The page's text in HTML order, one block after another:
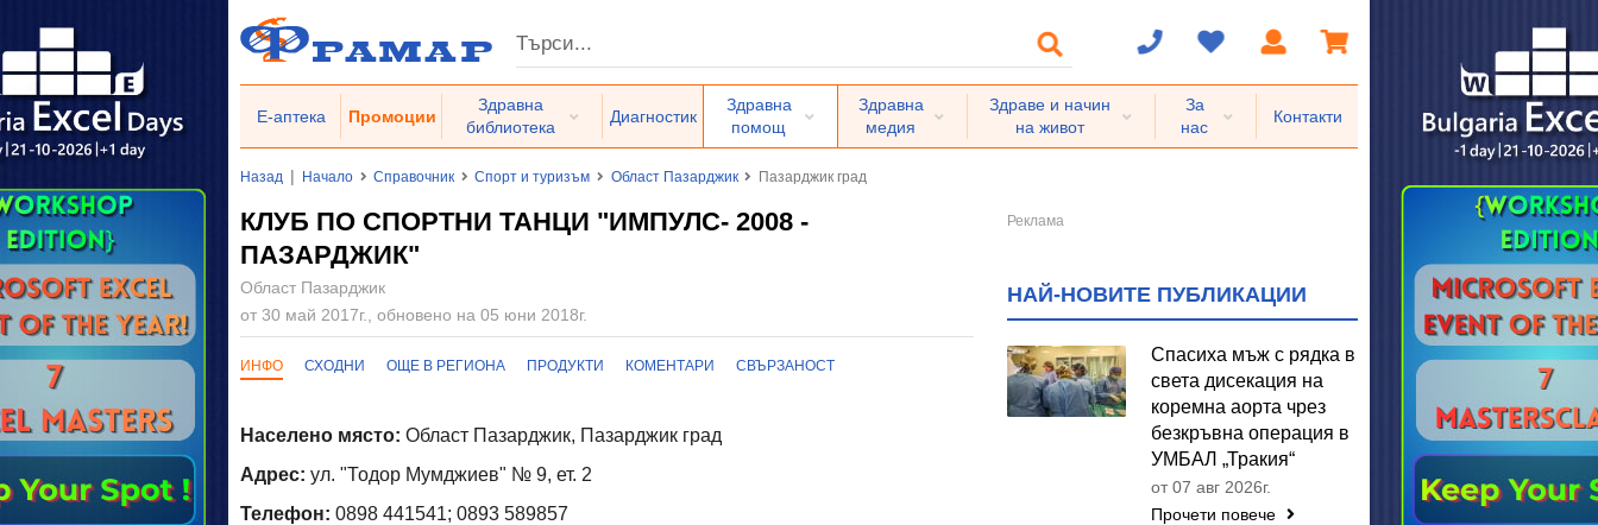
Е-аптека Промоции
Здравна
библиотека
Диагностик
Здравна
помощ
Здравна
медия
Здраве и начин
на живот
За
нас
Контакти
Назад | Начало Справочник Спорт и туризъм Област Пазарджик Пазарджик град
КЛУБ ПО СПОРТНИ ТАНЦИ "ИМПУЛС- 2008 -
ПАЗАРДЖИК"
Област Пазарджик
от 30 май 2017г., обновено на 05 юни 2018г.
ИНФО СХОДНИ ОЩЕ В РЕГИОНА ПРОДУКТИ КОМЕНТАРИ СВЪРЗАНОСТ
Населено място: Област Пазарджик, Пазарджик град
Адрес: ул. "Тодор Мумджиев" № 9, ет. 2
Телефон: 0898 441541; 0893 589857
НАЙ-НОВИТЕ ПУБЛИКАЦИИ
Спасиха мъж с рядка в
света дисекация на
коремна аорта чрез
безкръвна операция в
УМБАЛ „Тракия“
от 07 авг 2026г.
Прочети повече